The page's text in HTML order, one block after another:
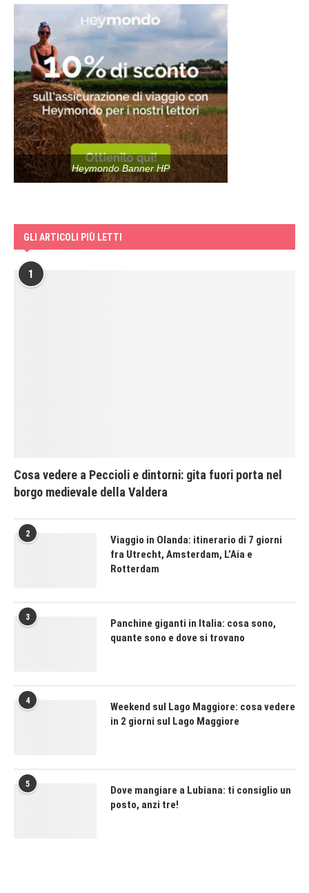
Heymondo Banner HP
GLI ARTICOLI PIÙ LETTI
1
Cosa vedere a Peccioli e dintorni: gita fuori porta nel
borgo medievale della Valdera
2
Viaggio in Olanda: itinerario di 7 giorni
fra Utrecht, Amsterdam, L’Aia e
Rotterdam
3
Panchine giganti in Italia: cosa sono,
quante sono e dove si trovano
4
Weekend sul Lago Maggiore: cosa vedere
in 2 giorni sul Lago Maggiore
5
Dove mangiare a Lubiana: ti consiglio un
posto, anzi tre!